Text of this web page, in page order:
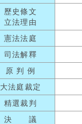
歷史條文
立法理由
憲法法庭
司法解釋
原 判 例
大法庭裁定
精選裁判
決 議